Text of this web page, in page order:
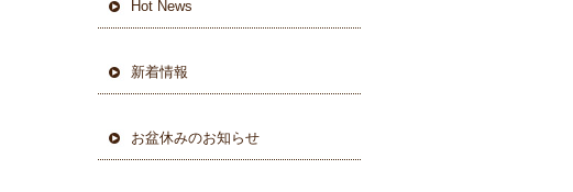
Hot News
新着情報
お盆休みのお知らせ